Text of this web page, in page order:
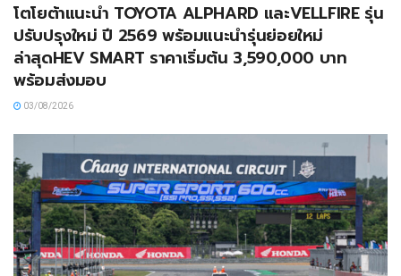
โตโยต้าแนะนำ TOYOTA ALPHARD และVELLFIRE รุ่น
ปรับปรุงใหม่ ปี 2569 พร้อมแนะนำรุ่นย่อยใหม่
ล่าสุดHEV SMART ราคาเริ่มต้น 3,590,000 บาท
พร้อมส่งมอบ
03/08/2026